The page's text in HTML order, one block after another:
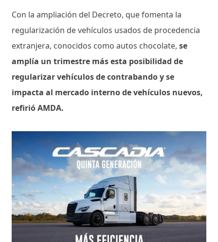
Con la ampliación del Decreto, que fomenta la
regularización de vehículos usados de procedencia
extranjera, conocidos como autos chocolate, se
amplía un trimestre más esta posibilidad de
regularizar vehículos de contrabando y se
impacta al mercado interno de vehículos nuevos,
refirió AMDA.